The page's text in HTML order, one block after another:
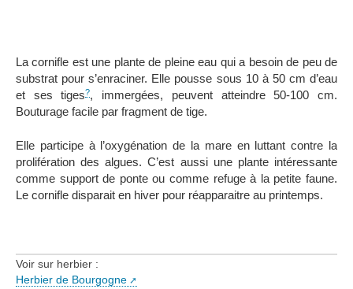
La cornifle est une plante de pleine eau qui a besoin de peu de
substrat pour s’enraciner. Elle pousse sous 10 à 50 cm d’eau
et ses tiges?, immergées, peuvent atteindre 50-100 cm.
Bouturage facile par fragment de tige.
Elle participe à l’oxygénation de la mare en luttant contre la
prolifération des algues. C’est aussi une plante intéressante
comme support de ponte ou comme refuge à la petite faune.
Le cornifle disparait en hiver pour réapparaitre au printemps.
Voir sur herbier :
Herbier de Bourgogne